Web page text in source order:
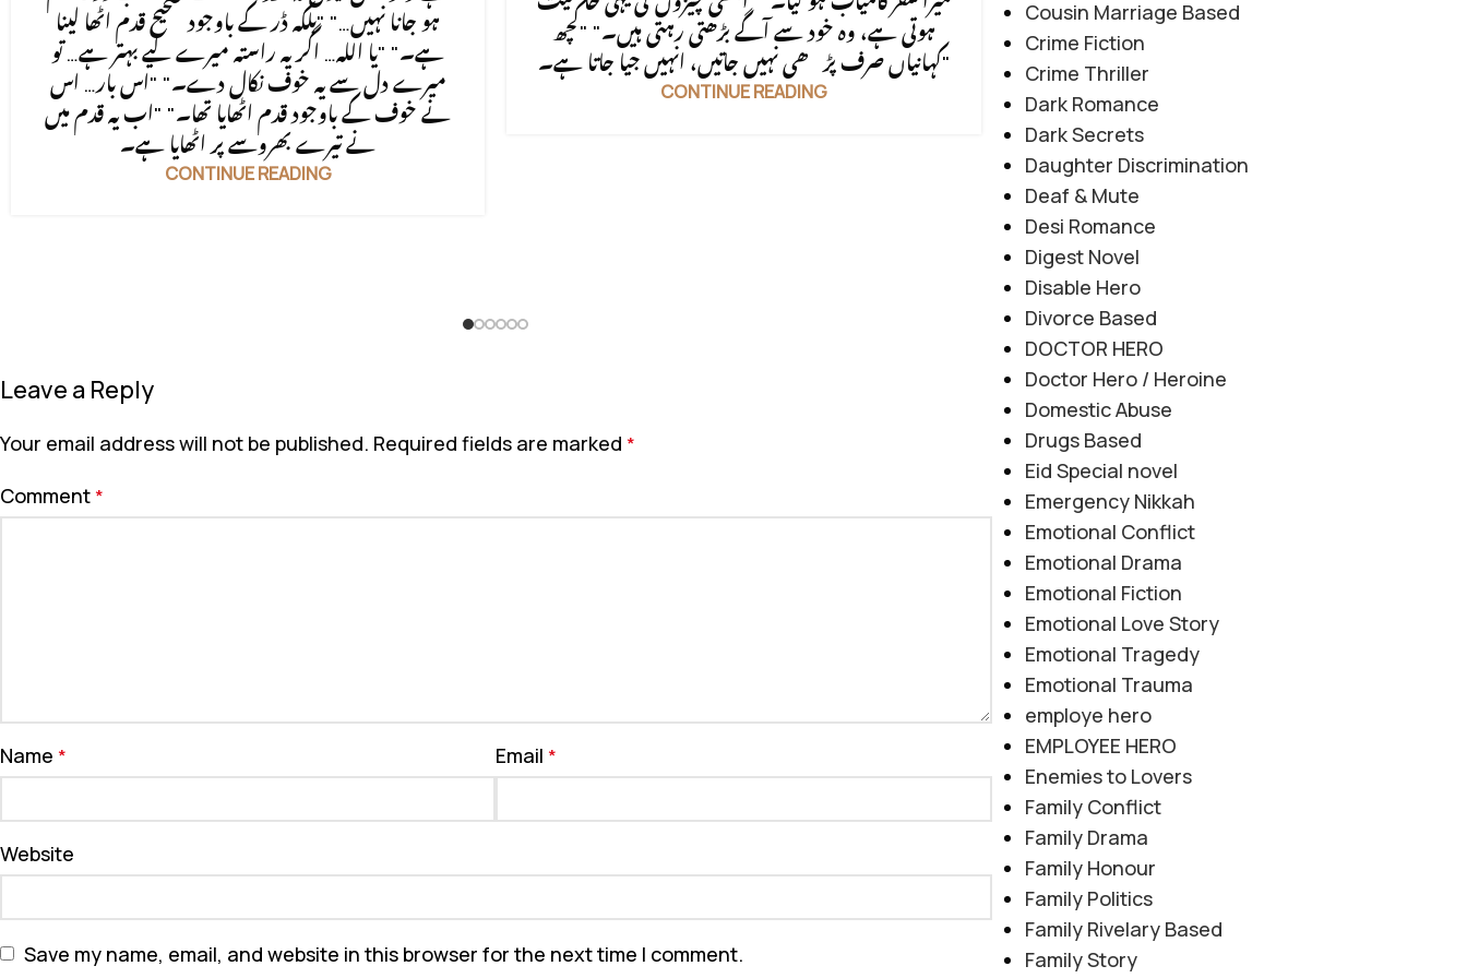
ہو جانا نہیں…" "بلکہ ڈر کے باوجود صحیح قدم اٹھا لینا
ہے۔" "یا اللہ… اگر یہ راستہ میرے لیے بہتر ہے… تو
میرے دل سے یہ خوف نکال دے۔" "اس بار… اس
نے خوف کے باوجود قدم اٹھایا تھا۔" "اب یہ قدم میں
نے تیرے بھروسے پر اٹھایا ہے۔
CONTINUE READING
ہوتی ہے، وہ خود سے آگے بڑھتی رہتی ہیں۔" "کچھ
کہانیاں صرف پڑھی نہیں جاتیں، انہیں جیا جاتا ہے۔"
CONTINUE READING
Leave a Reply
Your email address will not be published. Required fields are marked *
Comment *
Name * Email *
Website
Save my name, email, and website in this browser for the next time I comment.
Cousin Marriage Based
Crime Fiction
Crime Thriller
Dark Romance
Dark Secrets
Daughter Discrimination
Deaf & Mute
Desi Romance
Digest Novel
Disable Hero
Divorce Based
DOCTOR HERO
Doctor Hero / Heroine
Domestic Abuse
Drugs Based
Eid Special novel
Emergency Nikkah
Emotional Conflict
Emotional Drama
Emotional Fiction
Emotional Love Story
Emotional Tragedy
Emotional Trauma
employe hero
EMPLOYEE HERO
Enemies to Lovers
Family Conflict
Family Drama
Family Honour
Family Politics
Family Rivelary Based
Family Story